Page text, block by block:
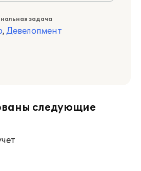
задача
, Девелопмент
следующие